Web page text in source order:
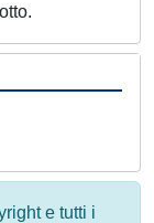
e tutti i